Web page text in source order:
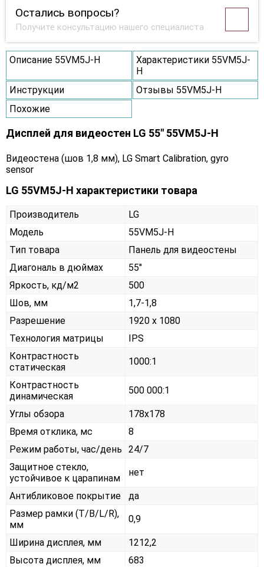
Остались вопросы?
Получите консультацию нашего специалиста
Описание 55VM5J-H
Характеристики 55VM5J-
H
Инструкции
Отзывы 55VM5J-H
Похожие
Дисплей для видеостен LG 55" 55VM5J-H
Видеостена (шов 1,8 мм), LG Smart Calibration, gyro
sensor
LG 55VM5J-H характеристики товара
Производитель
LG
Модель
55VM5J-H
Тип товара
Панель для видеостены
Диагональ в дюймах
55"
Яркость, кд/м2
500
Шов, мм
1,7-1,8
Разрешение
1920 x 1080
Технология матрицы
IPS
Контрастность
статическая
1000:1
Контрастность
динамическая
500 000:1
Углы обзора
178x178
Время отклика, мс
8
Режим работы, час/день
24/7
Защитное стекло,
устойчивое к царапинам
нет
Антибликовое покрытие
да
Размер рамки (T/B/L/R),
мм
0,9
Ширина дисплея, мм
1212,2
Высота дисплея, мм
683